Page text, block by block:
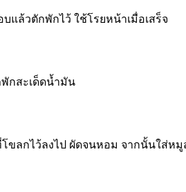
แล้วตักพักไว้ ใช้โรยหน้าเมื่อเสร็จ
กสะเด็ดน้ำมัน
ขลกไว้ลงไป ผัดจนหอม จากนั้นใส่หมู